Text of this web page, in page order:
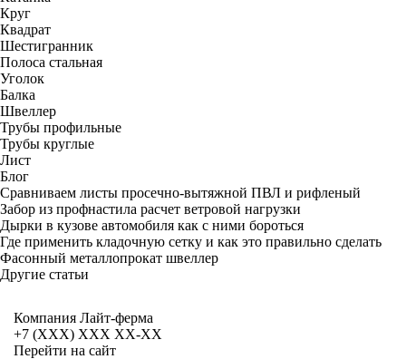
Круг
Квадрат
Шестигранник
Полоса стальная
Уголок
Балка
Швеллер
Трубы профильные
Трубы круглые
Лист
Блог
Сравниваем листы просечно-вытяжной ПВЛ и рифленый
Забор из профнастила расчет ветровой нагрузки
Дырки в кузове автомобиля как с ними бороться
Где применить кладочную сетку и как это правильно сделать
Фасонный металлопрокат швеллер
Другие статьи
Компания Лайт-ферма
+7 (XXX) ХХХ ХХ-ХХ
Перейти на сайт